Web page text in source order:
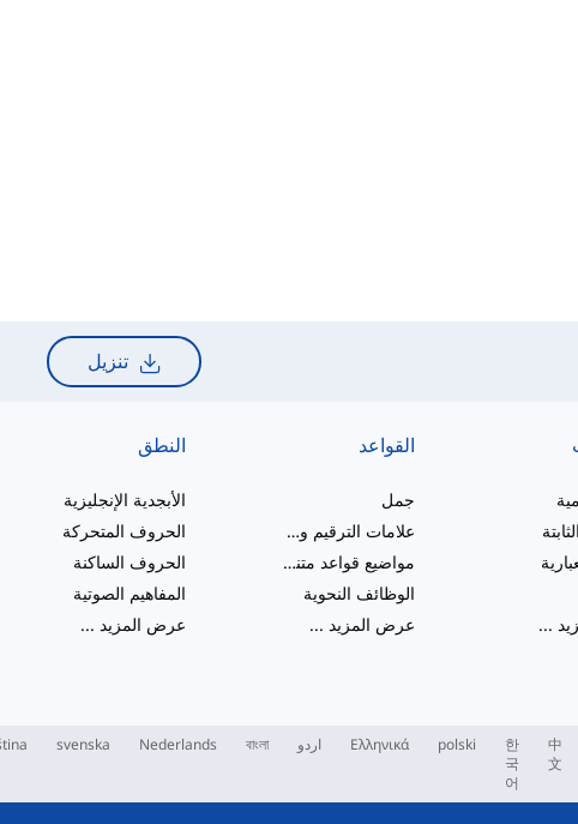
تنزيل
...
القواعد
جمل
علامات الترقيم والإملاء
مواضيع قواعد متنوعة
الوظائف النحوية
عرض المزيد ...
النطق
الأبجدية الإنجليزية
الحروف المتحركة
الحروف الساكنة
المفاهيم الصوتية
عرض المزيد ...
中
文
한
국
어
polski
Ελληνικά اردو বাংলা
Nederlands
svenska